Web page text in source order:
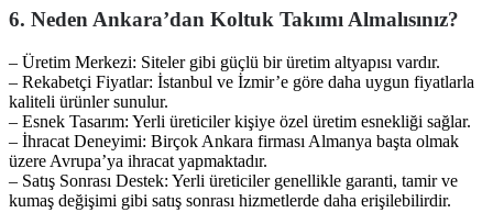
6. Neden Ankara’dan Koltuk Takımı Almalısınız?
– Üretim Merkezi: Siteler gibi güçlü bir üretim altyapısı vardır.
– Rekabetçi Fiyatlar: İstanbul ve İzmir’e göre daha uygun fiyatlarla
kaliteli ürünler sunulur.
– Esnek Tasarım: Yerli üreticiler kişiye özel üretim esnekliği sağlar.
– İhracat Deneyimi: Birçok Ankara firması Almanya başta olmak
üzere Avrupa’ya ihracat yapmaktadır.
– Satış Sonrası Destek: Yerli üreticiler genellikle garanti, tamir ve
kumaş değişimi gibi satış sonrası hizmetlerde daha erişilebilirdir.